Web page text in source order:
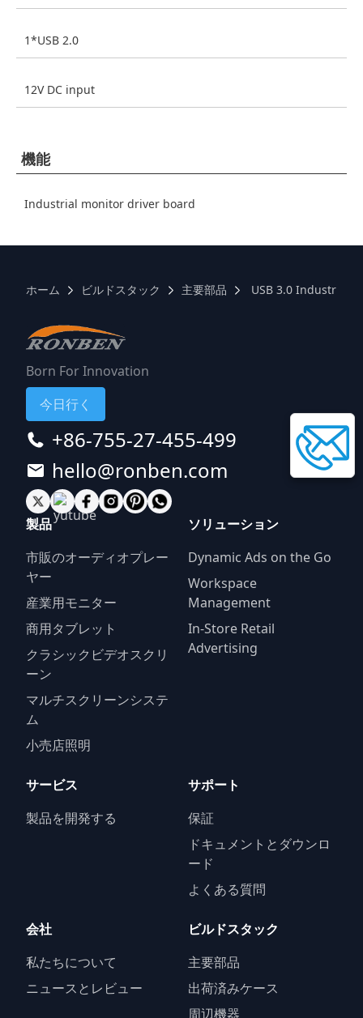
1*USB 2.0
12V DC input
機能
Industrial monitor driver board
ホーム ビルドスタック 主要部品 USB 3.0 Industrial
Born For Innovation
今日行く
+86-755-27-455-499
hello@ronben.com
製品
市販のオーディオプレー
ヤー
産業用モニター
商用タブレット
クラシックビデオスクリ
ーン
マルチスクリーンシステ
ム
小売店照明
ソリューション
Dynamic Ads on the Go
Workspace
Management
In-Store Retail
Advertising
サービス
製品を開発する
サポート
保証
ドキュメントとダウンロ
ード
よくある質問
会社
私たちについて
ニュースとレビュー
ビルドスタック
主要部品
出荷済みケース
周辺機器